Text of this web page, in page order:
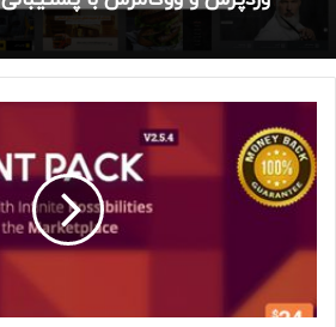
رایگان
افزونه
المنت
Element
نسخه